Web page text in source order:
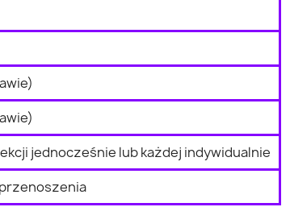
jednocześnie lub każdej indywidualnie